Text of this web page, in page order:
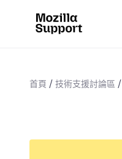
首頁 技術支援討論區